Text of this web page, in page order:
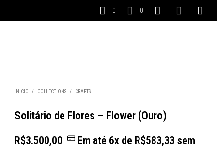
0 0
INÍCIO / COLLECTIONS / CRAFTS
Solitário de Flores – Flower (Ouro)
R$3.500,00 Em até 6x de R$583,33 sem